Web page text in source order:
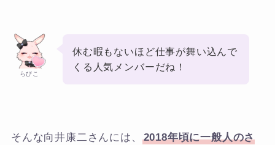
らびこ
休む暇もないほど仕事が舞い込んで
くる人気メンバーだね！
そんな向井康二さんには、
2018年頃に一般人のさ